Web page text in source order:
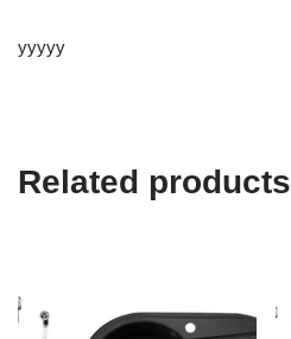
yyyyy
Related products